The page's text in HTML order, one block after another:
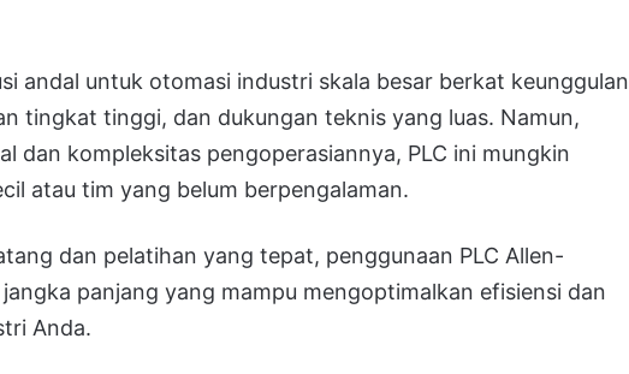
andal untuk otomasi industri skala besar berkat keunggulan
tingkat tinggi, dan dukungan teknis yang luas. Namun,
dan kompleksitas pengoperasiannya, PLC ini mungkin
atau tim yang belum berpengalaman.
dan pelatihan yang tepat, penggunaan PLC Allen-
panjang yang mampu mengoptimalkan efisiensi dan
Anda.